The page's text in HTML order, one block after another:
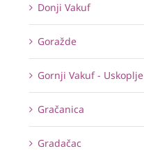
Donji Vakuf
Goražde
Gornji Vakuf - Uskoplje
Gračanica
Gradačac